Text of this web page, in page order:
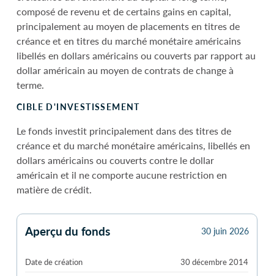
composé de revenu et de certains gains en capital,
principalement au moyen de placements en titres de
créance et en titres du marché monétaire américains
libellés en dollars américains ou couverts par rapport au
dollar américain au moyen de contrats de change à
terme.
CIBLE D'INVESTISSEMENT
Le fonds investit principalement dans des titres de
créance et du marché monétaire américains, libellés en
dollars américains ou couverts contre le dollar
américain et il ne comporte aucune restriction en
matière de crédit.
Aperçu du fonds 30 juin 2026
Date de création
30 décembre 2014